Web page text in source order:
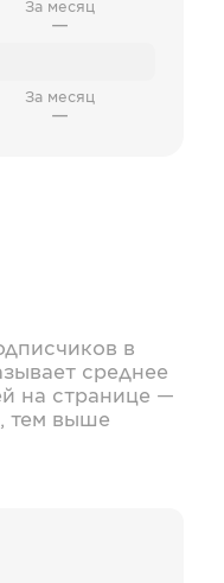
За месяц
—
За месяц
—
в
среднее
на странице —
тем выше